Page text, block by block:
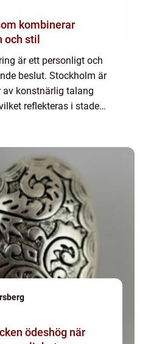
kombinerar
och stil
är ett personligt och
beslut. Stockholm är
konstnärlig talang
reflekteras i stadens
ödeshög när